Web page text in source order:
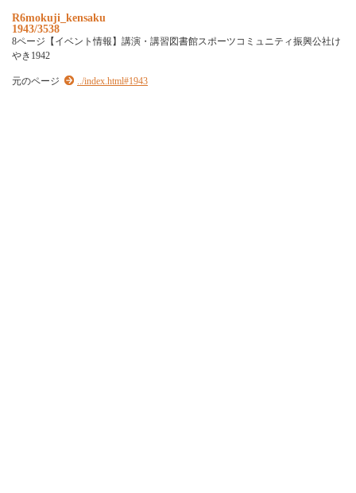
R6mokuji_kensaku
1943/3538
8ページ【イベント情報】講演・講習図書館スポーツコミュニティ振興公社け
やき1942
元のページ ../index.html#1943